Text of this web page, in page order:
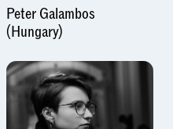
Peter Galambos
(Hungary)